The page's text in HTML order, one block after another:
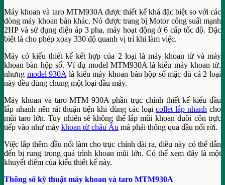
Máy khoan và taro MTM930A được thiết kế khá đặc biệt so với các
dòng máy khoan bàn khác. Nó được trang bị Motor công suất mạnh
2HP và sử dụng điện áp 3 pha, máy hoạt động ở 6 cấp tốc độ. Đặc
biệt là cho phép xoay 330 độ quanh vị trí khi làm việc.
Máy có kiểu thiết kế kết hợp của 2 loại là máy khoan từ và máy
khoan bàn hộp số. Ví dụ model MTM930A là kiểu máy khoan từ,
nhưng model 930A là kiểu máy khoan bàn hộp số mặc dù cả 2 loại
này đều dùng chung một loại đầu máy.
Máy khoan và taro MTM 930A phần trục chính thiết kế kiểu đầu
lắp nhanh nên rất thuận tiện khi dùng các loại collet lắp nhanh cho
mũi taro lớn. Tuy nhiên sẽ không thể lắp mũi khoan đuôi côn trực
tiếp vào như máy khoan từ châu Âu mà phải thông qua đầu nối rời.
Việc lắp thêm đầu nối làm cho trục chính dài ra, điều này có thể dẫn
đến bị rung trong quá trình khoan mũi lớn. Có thể xem đây là một
khuyết điểm của kiểu thiết kế này.
Thông số kỹ thuật máy khoan và taro MTM930A